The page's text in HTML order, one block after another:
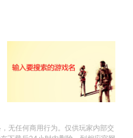
无任何商用行为。仅供玩家内部交